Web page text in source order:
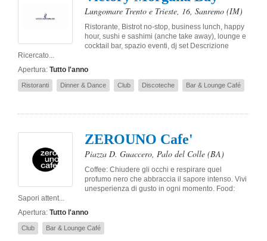
Lungomare Trento e Trieste, 16, Sanremo (IM)
Ristorante, Bistrot no-stop, business lunch, happy
hour, sushi e sashimi (anche take away), lounge e
cocktail bar, spazio eventi, dj set Descrizione
Ricercato...
Apertura: Tutto l'anno
Ristoranti Dinner & Dance Club Discoteche Bar & Lounge Café
ZEROUNO Cafe'
Piazza D. Guaccero, Palo del Colle (BA)
Coffee: Chiudere gli occhi e respirare quel
profumo nero che abbraccia il sapore intenso. Vivi
unesperienza di gusto in ogni momento. Food:
Sapori attent...
Apertura: Tutto l'anno
Club Bar & Lounge Café